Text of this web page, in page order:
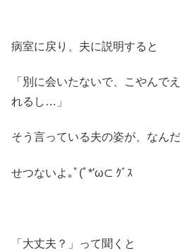
病室に戻り、夫に説明すると
「別に会いたないで、こやんで
れるし…」
そう言っている夫の姿が、なん
せつないよ｡ﾟ(ﾟ*′ω⊂ ｸﾞｽ
「大丈夫？」って聞くと